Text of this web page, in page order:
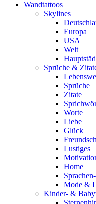
Wandtattoos
Skylines
Europa
USA
Welt
Sprüche &
Sprüche
Zitate
Worte
Liebe
Glück
Lustiges
Home
Mode &
Kinder- &